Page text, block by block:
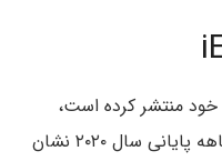
منتشر کرده است،
گام‌های پیشرفت این پروژه را از سه‌ماهه پایانی سال ۲۰۲۰ نشان